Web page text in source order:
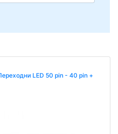
LED 50 pin - 40 pin +